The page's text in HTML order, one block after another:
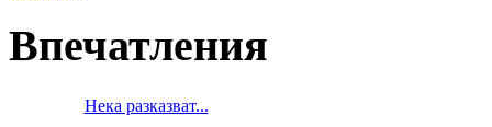
Впечатления
Нека разказват...